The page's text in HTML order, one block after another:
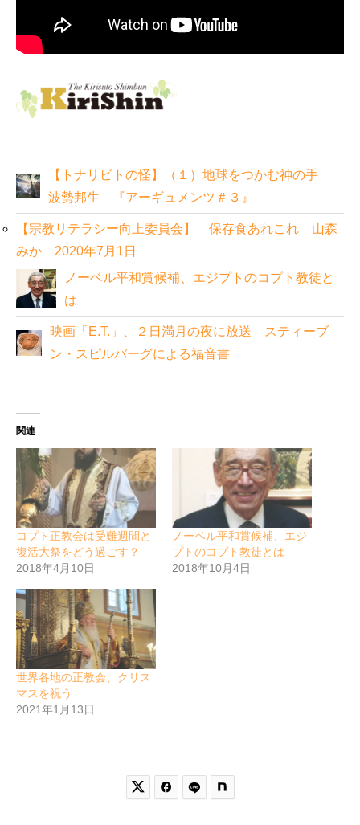
【トナリビトの怪】（１）地球をつかむ神の手
波勢邦生 『アーギュメンツ＃３』
【宗教リテラシー向上委員会】 保存食あれこれ 山森
みか 2020年7月1日
ノーベル平和賞候補、エジプトのコプト教徒と
は
映画「E.T.」、２日満月の夜に放送 スティーブ
ン・スピルバーグによる福音書
関連
コプト正教会は受難週間と
復活大祭をどう過ごす？
2018年4月10日
ノーベル平和賞候補、エジ
プトのコプト教徒とは
2018年10月4日
世界各地の正教会、クリス
マスを祝う
2021年1月13日
 